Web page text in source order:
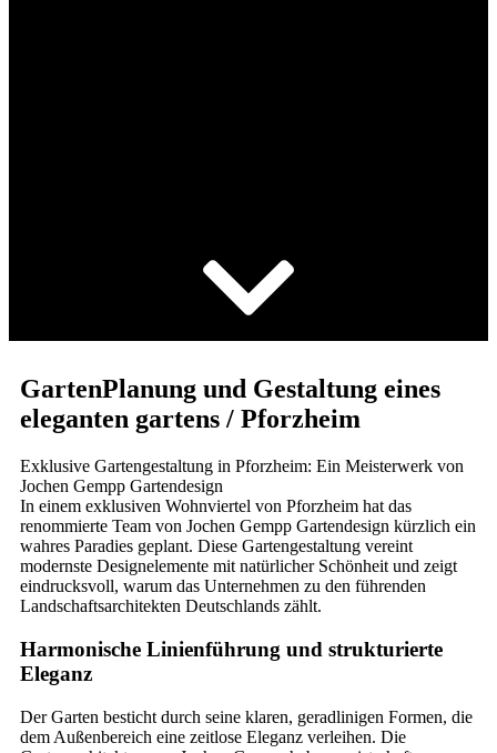
GartenPlanung und Gestaltung eines
eleganten gartens / Pforzheim
Exklusive Gartengestaltung in Pforzheim: Ein Meisterwerk von
Jochen Gempp Gartendesign
In einem exklusiven Wohnviertel von Pforzheim hat das
renommierte Team von Jochen Gempp Gartendesign kürzlich ein
wahres Paradies geplant. Diese Gartengestaltung vereint
modernste Designelemente mit natürlicher Schönheit und zeigt
eindrucksvoll, warum das Unternehmen zu den führenden
Landschaftsarchitekten Deutschlands zählt.
Harmonische Linienführung und strukturierte
Eleganz
Der Garten besticht durch seine klaren, geradlinigen Formen, die
dem Außenbereich eine zeitlose Eleganz verleihen. Die